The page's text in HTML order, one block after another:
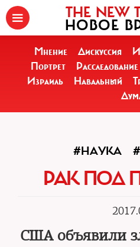
THE NEW
НОВОЕ
Мнение Дискуссия
Портрет
Расследование
Израиль
Навальный
#НАУКА
РАК ПОД
США объявили